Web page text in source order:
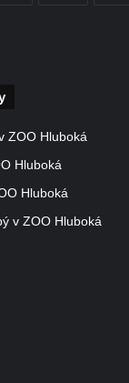
u Nového Boru
jehly (Kamenický
Kamenice
ZOO Hluboká
Hluboká
Hluboká
v ZOO Hluboká